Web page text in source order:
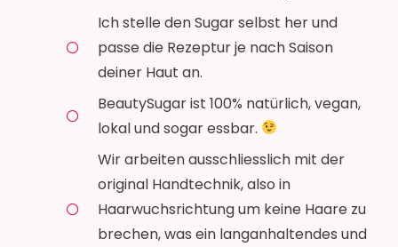
Ich stelle den Sugar selbst her und
passe die Rezeptur je nach Saison
deiner Haut an.
BeautySugar ist 100% natürlich, vegan,
lokal und sogar essbar.
Wir arbeiten ausschliesslich mit der
original Handtechnik, also in
Haarwuchsrichtung um keine Haare zu
brechen, was ein langanhaltendes und